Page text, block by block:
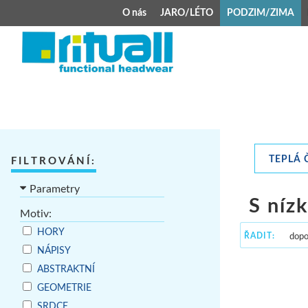
O nás JARO/LÉTO
Kšiltovky
PODZIM/ZIMA
Zimní čepice na
Kukly
FILTROVÁNÍ:
Parametry
Motiv:
HORY
NÁPISY
ABSTRAKTNÍ
GEOMETRIE
SRDCE
TEPLÁ
S
ŘADIT: